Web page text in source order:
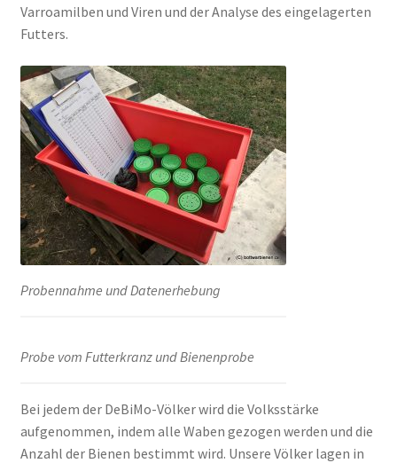
Varroamilben und Viren und der Analyse des eingelagerten
Futters.
Probennahme und Datenerhebung
Probe vom Futterkranz und Bienenprobe
Bei jedem der DeBiMo-Völker wird die Volksstärke
aufgenommen, indem alle Waben gezogen werden und die
Anzahl der Bienen bestimmt wird. Unsere Völker lagen in